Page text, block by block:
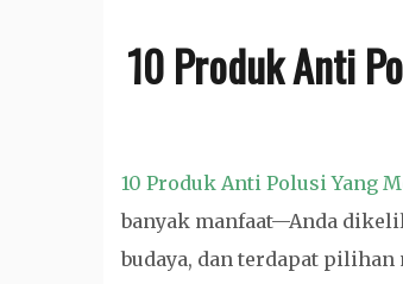
10 Produk Anti
10 Produk Anti Polusi Yang
banyak manfaat—Anda
budaya, dan terdapat pilihan